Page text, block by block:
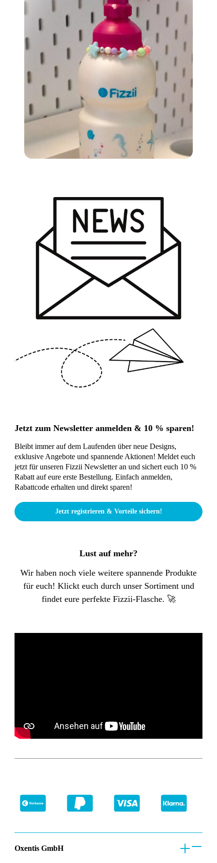
Jetzt zum Newsletter anmelden & 10 % sparen!
Bleibt immer auf dem Laufenden über neue Designs,
exklusive Angebote und spannende Aktionen! Meldet euch
jetzt für unseren Fizzii Newsletter an und sichert euch 10 %
Rabatt auf eure erste Bestellung. Einfach anmelden,
Rabattcode erhalten und direkt sparen!
Jetzt registrieren & Vorteile sichern!
Lust auf mehr?
Wir haben noch viele weitere spannende Produkte
für euch! Klickt euch durch unser Sortiment und
findet eure perfekte Fizzii-Flasche. 🚀
Oxentis GmbH